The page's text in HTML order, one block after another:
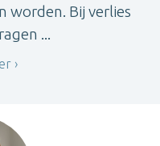
worden. Bij verlies
...